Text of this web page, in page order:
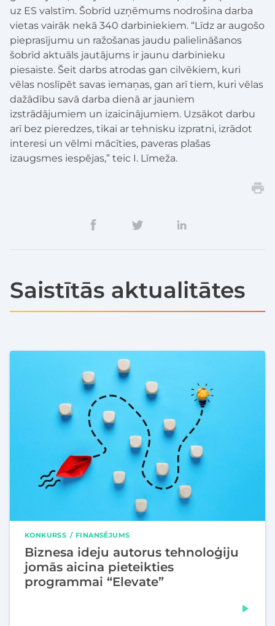
uz ES valstīm. Šobrīd uzņēmums nodrošina darba
vietas vairāk nekā 340 darbiniekiem. “Līdz ar augošo
pieprasījumu un ražošanas jaudu palielināšanos
šobrīd aktuāls jautājums ir jaunu darbinieku
piesaiste. Šeit darbs atrodas gan cilvēkiem, kuri
vēlas noslīpēt savas iemaņas, gan arī tiem, kuri vēlas
dažādību savā darba dienā ar jauniem
izstrādājumiem un izaicinājumiem. Uzsākot darbu
arī bez pieredzes, tikai ar tehnisku izpratni, izrādot
interesi un vēlmi mācīties, paveras plašas
izaugsmes iespējas,” teic I. Līmeža.
Saistītās aktualitātes
KONKURSS FINANSĒJUMS
Biznesa ideju autorus tehnoloģiju
jomās aicina pieteikties
programmai “Elevate”